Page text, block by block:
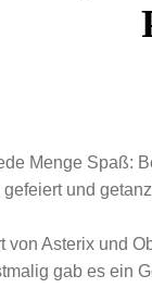
Menge Spaß:
und
Asterix und
gab es ein